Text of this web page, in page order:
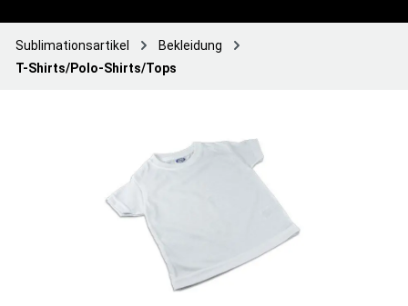
Sublimationsartikel
Bekleidung
T-Shirts/Polo-Shirts/Tops